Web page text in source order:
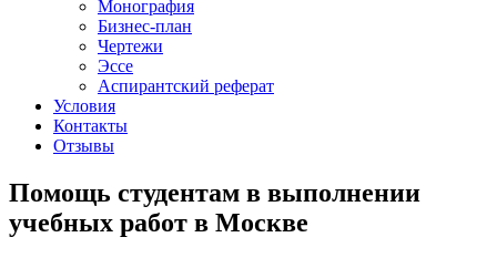
Монография
Бизнес-план
Чертежи
Эссе
Аспирантский реферат
Условия
Контакты
Отзывы
Помощь студентам в выполнении
учебных работ в Москве